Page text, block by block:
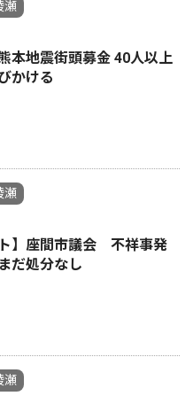
瀬
本地震街頭募金 40人以上
かける
瀬
ト】座間市議会 不祥事発
だ処分なし
瀬